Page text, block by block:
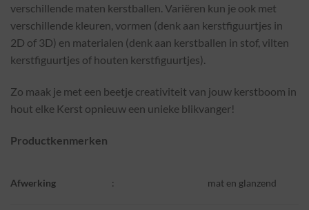
verschillende maten kerstballen. Variëren kun je ook met
verschillende kleuren, vormen (denk aan kerstfiguurtjes in
2D of 3D) en materialen (denk aan kerstballen in stof, vilten
kerstfiguurtjes of houten kerstfiguurtjes).
Zo maak je met een beetje creativiteit van jouw kerstboom in
hout elke Kerst opnieuw een unieke blikvanger!
Productkenmerken
Afwerking : mat en glanzend